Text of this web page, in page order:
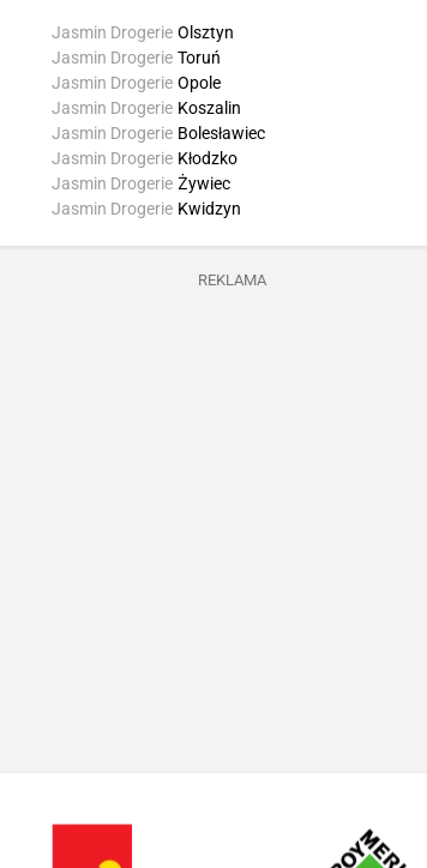
Jasmin Drogerie Olsztyn
Jasmin Drogerie Toruń
Jasmin Drogerie Opole
Jasmin Drogerie Koszalin
Jasmin Drogerie Bolesławiec
Jasmin Drogerie Kłodzko
Jasmin Drogerie Żywiec
Jasmin Drogerie Kwidzyn
REKLAMA